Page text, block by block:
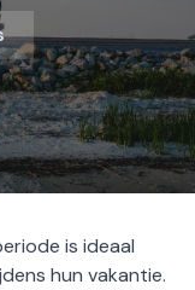
is ideaal
hun vakantie.